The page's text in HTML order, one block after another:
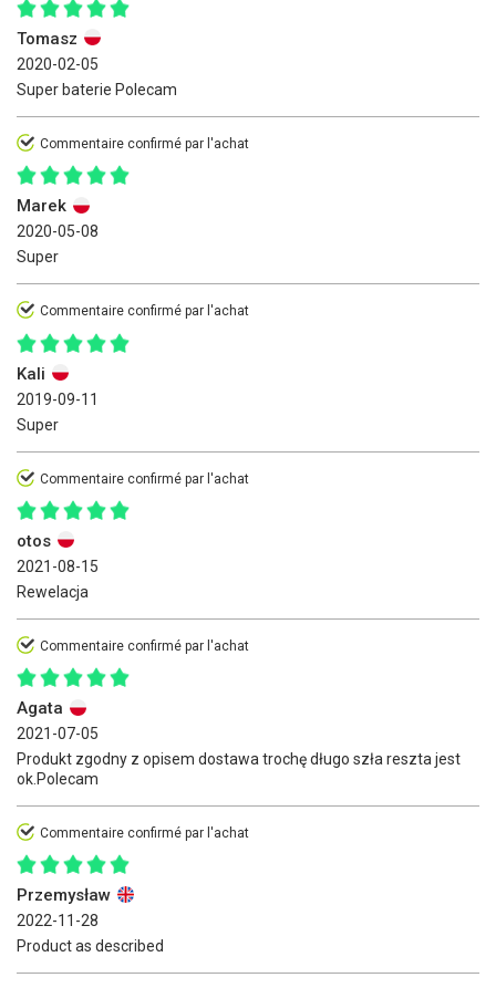
Tomasz
2020-02-05
Super baterie Polecam
Commentaire confirmé par l'achat
Marek
2020-05-08
Super
Commentaire confirmé par l'achat
Kali
2019-09-11
Super
Commentaire confirmé par l'achat
otos
2021-08-15
Rewelacja
Commentaire confirmé par l'achat
Agata
2021-07-05
Produkt zgodny z opisem dostawa trochę długo szła reszta jest
ok.Polecam
Commentaire confirmé par l'achat
Przemysław
2022-11-28
Product as described